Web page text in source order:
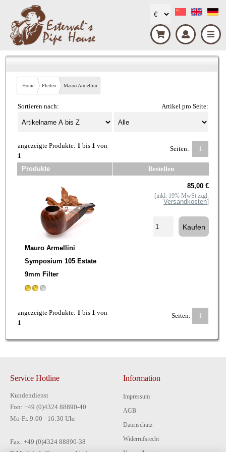
Home Pfeifen Mauro Armellini
Sortieren nach: Artikel pro Seite:
angezeigte Produkte: 1 bis 1 von
1
Seiten: 1
Produkte Bestellen
Mauro Armellini
Symposium 105 Estate
9mm Filter
85,00 €
[inkl. 19% MwSt zzgl.
Versandkosten]
angezeigte Produkte: 1 bis 1 von
1
Seiten: 1
Service Hotline
Kundendienst
Fon: +49 (0)4324 88890-40
Mo-Fr. 9:00 - 16:30 Uhr
Fax: +49 (0)4324 88890-38
Information
Impressum
AGB
Datenschutz
Widerrufsrecht